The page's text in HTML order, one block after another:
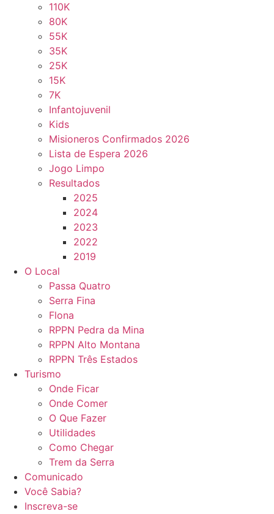
110K
80K
55K
35K
25K
15K
7K
Infantojuvenil
Kids
Misioneros Confirmados 2026
Lista de Espera 2026
Jogo Limpo
Resultados
2025
2024
2023
2022
2019
O Local
Passa Quatro
Serra Fina
Flona
RPPN Pedra da Mina
RPPN Alto Montana
RPPN Três Estados
Turismo
Onde Ficar
Onde Comer
O Que Fazer
Utilidades
Como Chegar
Trem da Serra
Comunicado
Você Sabia?
Inscreva-se